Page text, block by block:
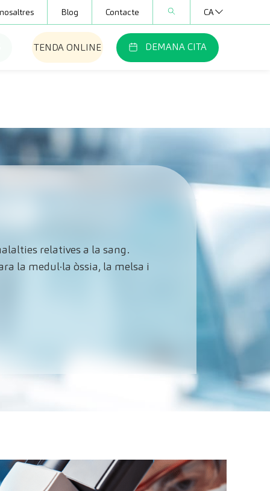
Blog Contacte CA
TENDA ONLINE DEMANA CITA
relatives a la sang.
la medul·la òssia, la melsa i